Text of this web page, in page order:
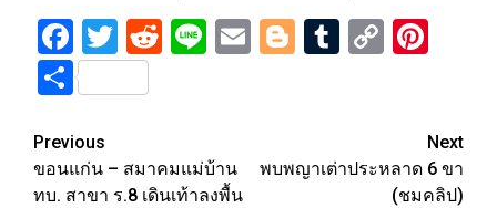
Facebook
Twitter
Reddit
LineEmailBlogger
Tumblr
Copy
Share
Post
navigation
Previous
ขอนแก่น – สมาคมแม่บ้าน
ทบ. สาขา ร.8 เดินเท้าลงพื้น
Next
พบพญาเต่าประหลาด 6 ขา
(ชมคลิป)